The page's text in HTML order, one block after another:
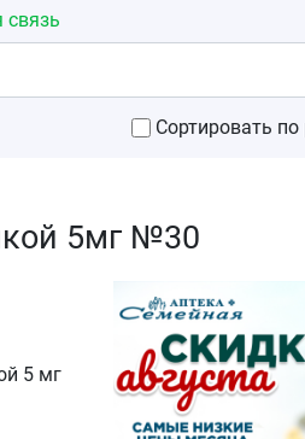
связь
Сортировать
5мг №30
5 мг